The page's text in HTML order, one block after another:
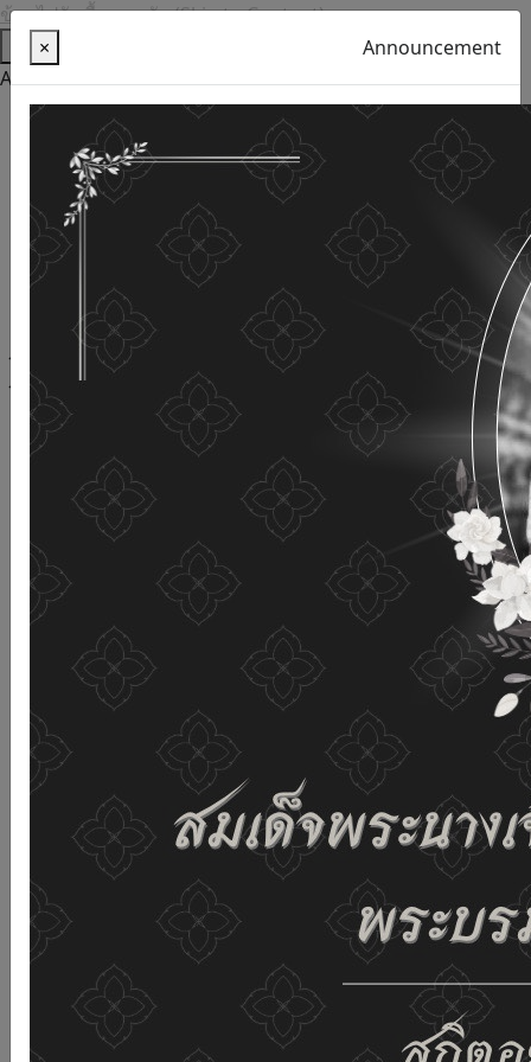
ข้ามไปยังเนื้อหาหลัก (Skip to Content)
Help
Accessibility Tools
Thai language
English
Increase the font size
Reduce font size
Normal font size
High Definition
Negative sharpness
Normal Definition
Open and read with voice
Turn off voice reading
Site map
This website uses cookies (Cookies)
The Department of Older Persons Affairs
values ​​your
personal information for the purpose of developing
and improving the website. If you use this website
without changing any settings it means that you agree
to receive cookies on the website and our privacy
policy.
See details Accept all
02-659-6811 saraban@dop.mail.go.th
Change display settings
CCC
× Announcement